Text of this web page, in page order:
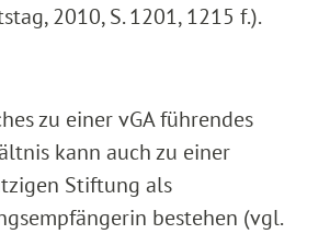
2010, S. 1201, 1215 f.).
zu einer vGA führendes
kann auch zu einer
Stiftung als
bestehen (vgl.